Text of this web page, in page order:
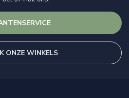
ONZE WINKELS